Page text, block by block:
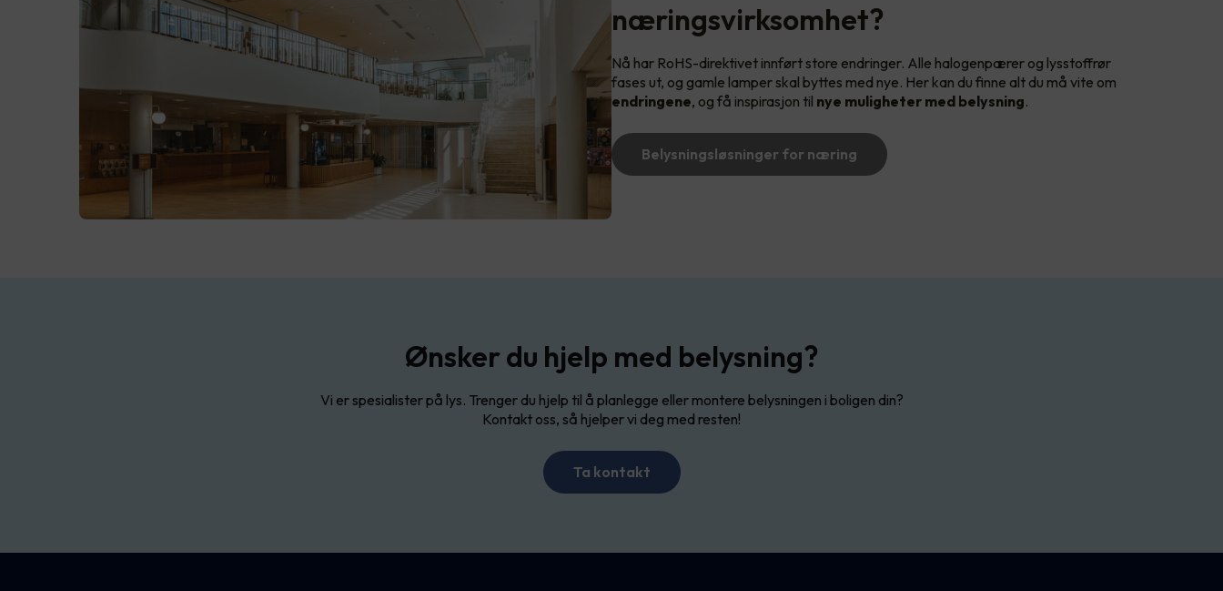
næringsvirksomhet?
Nå har RoHS-direktivet innført store endringer. Alle halogenpærer og lysstoffrør
fases ut, og gamle lamper skal byttes med nye. Her kan du finne alt du må vite om
endringene, og få inspirasjon til nye muligheter med belysning.
Belysningsløsninger for næring
Ønsker du hjelp med belysning?
Vi er spesialister på lys. Trenger du hjelp til å planlegge eller montere belysningen i boligen din?
Kontakt oss, så hjelper vi deg med resten!
Ta kontakt